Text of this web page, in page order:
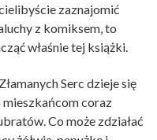
zaznajomić
z komiksem, to
właśnie tej książki.
Serc dzieje się
mieszkańcom coraz
Co może zdziałać